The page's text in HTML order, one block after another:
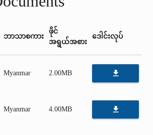
ဘာသာစကား
ဖိုင်
အရွယ်အစား
ဒေါင်းလုပ်
Myanmar 2.00MB file_download
လုပ်
Myanmar 4.00MB file_download